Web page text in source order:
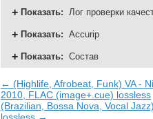
Показать: Лог проверки
Показать: Accurip
Показать: Состав
← (Highlife, Afrobeat, Funk) VA -
2010, FLAC (image+.cue) lossless
(Brazilian, Bossa Nova, Vocal